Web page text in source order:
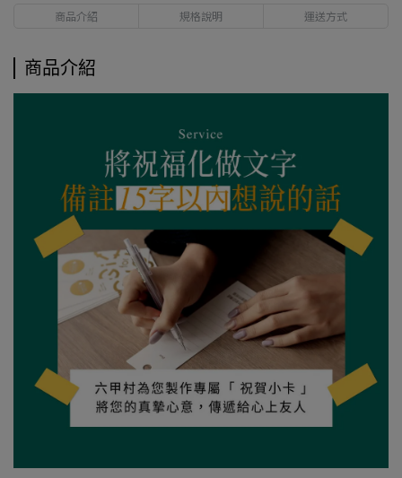
商品介紹 規格說明 運送方式
商品介紹